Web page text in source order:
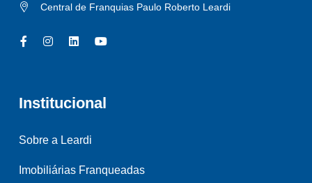
Central de Franquias Paulo Roberto Leardi
Institucional
Sobre a Leardi
Imobiliárias Franqueadas